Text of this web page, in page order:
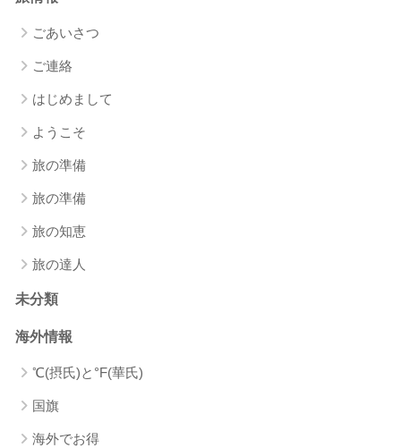
ごあいさつ
ご連絡
はじめまして
ようこそ
旅の準備
旅の準備
旅の知恵
旅の達人
未分類
海外情報
℃(摂氏)と°F(華氏)
国旗
海外でお得